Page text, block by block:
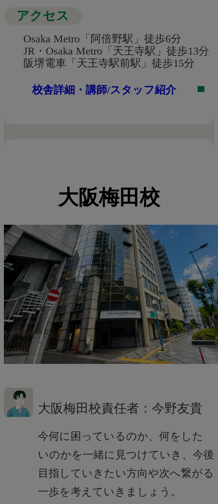
アクセス
Osaka Metro「阿倍野駅」徒歩6分
JR・Osaka Metro「天王寺駅」徒歩13分
阪堺電車「天王寺駅前駅」徒歩15分
校舎詳細・講師/スタッフ紹介
大阪梅田校
大阪梅田校責任者：今野友貴
今何に困っているのか、何をした
いのかを一緒に見つけていき、今後
目指していきたい方向や次へ繋がる
一歩を考えていきましょう。